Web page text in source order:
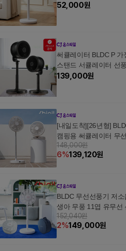
52,000원
써큘레이터 BLDC P
스탠드 서큘레이터 선
139,000원
[내일도착][26년형]
캠핑용 써큘레이터 무
148,000원
6%139,120원
BLDC 무선선풍기 저
생아 무풍 11엽 유무선
152,040원
2%149,000원